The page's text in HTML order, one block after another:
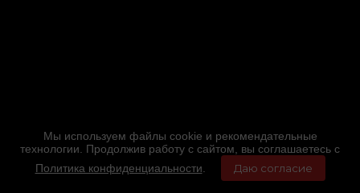
Мы используем файлы cookie и рекомендательные
технологии. Продолжив работу с сайтом, вы соглашаетесь с
Политика конфиденциальности
Даю согласие